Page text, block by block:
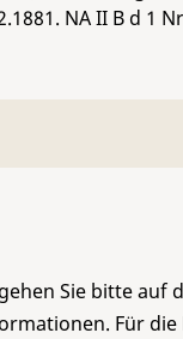
NA II B d 1
Sie bitte auf
Für